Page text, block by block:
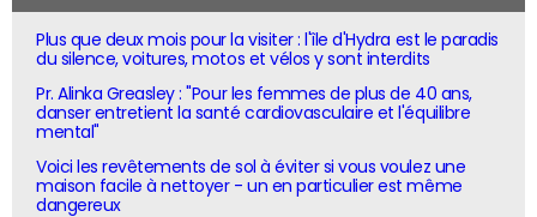
Plus que deux mois pour la visiter : l'île d'Hydra est le paradis
du silence, voitures, motos et vélos y sont interdits
Pr. Alinka Greasley : "Pour les femmes de plus de 40 ans,
danser entretient la santé cardiovasculaire et l'équilibre
mental"
Voici les revêtements de sol à éviter si vous voulez une
maison facile à nettoyer - un en particulier est même
dangereux